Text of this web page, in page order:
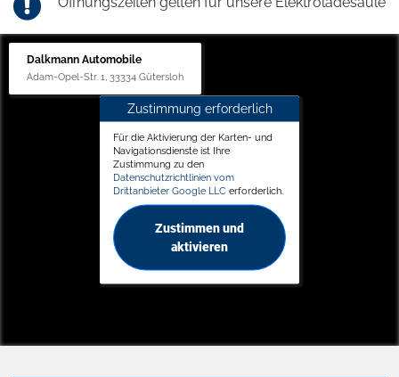
Dalkmann Automobile
Adam-Opel-Str. 1, 33334 Gütersloh
Zustimmung erforderlich
Für die Aktivierung der Karten- und
Navigationsdienste ist Ihre
Zustimmung zu den
Datenschutzrichtlinien vom
Drittanbieter Google LLC erforderlich.
Zustimmen und
aktivieren